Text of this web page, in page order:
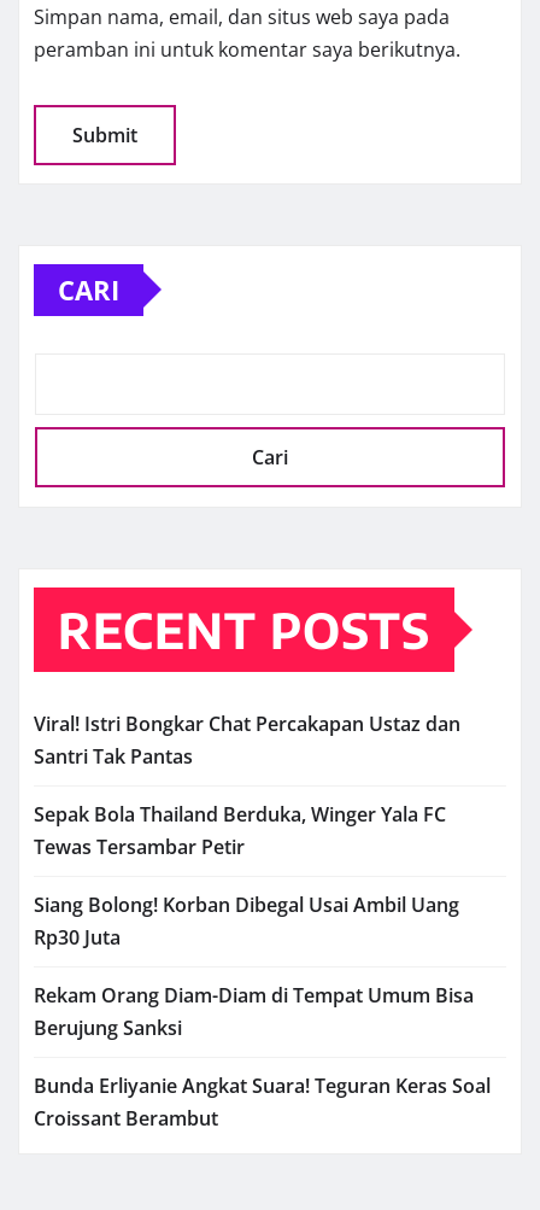
Simpan nama, email, dan situs web saya pada
peramban ini untuk komentar saya berikutnya.
CARI
Cari
RECENT POSTS
Viral! Istri Bongkar Chat Percakapan Ustaz dan
Santri Tak Pantas
Sepak Bola Thailand Berduka, Winger Yala FC
Tewas Tersambar Petir
Siang Bolong! Korban Dibegal Usai Ambil Uang
Rp30 Juta
Rekam Orang Diam-Diam di Tempat Umum Bisa
Berujung Sanksi
Bunda Erliyanie Angkat Suara! Teguran Keras Soal
Croissant Berambut